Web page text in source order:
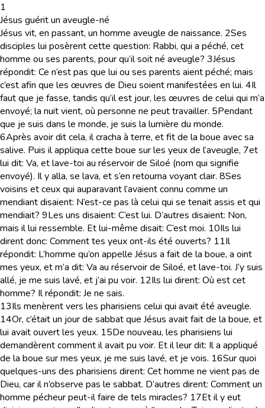
1
Jésus guérit un aveugle-né
Jésus vit, en passant, un homme aveugle de naissance. 2Ses
disciples lui posèrent cette question: Rabbi, qui a péché, cet
homme ou ses parents, pour qu’il soit né aveugle? 3Jésus
répondit: Ce n’est pas que lui ou ses parents aient péché; mais
c’est afin que les œuvres de Dieu soient manifestées en lui. 4Il
faut que je fasse, tandis qu’il est jour, les œuvres de celui qui m’a
envoyé; la nuit vient, où personne ne peut travailler. 5Pendant
que je suis dans le monde, je suis la lumière du monde.
6Après avoir dit cela, il cracha à terre, et fit de la boue avec sa
salive. Puis il appliqua cette boue sur les yeux de l’aveugle, 7et
lui dit: Va, et lave-toi au réservoir de Siloé (nom qui signifie
envoyé). Il y alla, se lava, et s’en retourna voyant clair. 8Ses
voisins et ceux qui auparavant l’avaient connu comme un
mendiant disaient: N’est-ce pas là celui qui se tenait assis et qui
mendiait? 9Les uns disaient: C’est lui. D’autres disaient: Non,
mais il lui ressemble. Et lui-même disait: C’est moi. 10Ils lui
dirent donc: Comment tes yeux ont-ils été ouverts? 11Il
répondit: L’homme qu’on appelle Jésus a fait de la boue, a oint
mes yeux, et m’a dit: Va au réservoir de Siloé, et lave-toi. J’y suis
allé, je me suis lavé, et j’ai pu voir. 12Ils lui dirent: Où est cet
homme? Il répondit: Je ne sais.
13Ils menèrent vers les pharisiens celui qui avait été aveugle.
14Or, c’était un jour de sabbat que Jésus avait fait de la boue, et
lui avait ouvert les yeux. 15De nouveau, les pharisiens lui
demandèrent comment il avait pu voir. Et il leur dit: Il a appliqué
de la boue sur mes yeux, je me suis lavé, et je vois. 16Sur quoi
quelques-uns des pharisiens dirent: Cet homme ne vient pas de
Dieu, car il n’observe pas le sabbat. D’autres dirent: Comment un
homme pécheur peut-il faire de tels miracles? 17Et il y eut